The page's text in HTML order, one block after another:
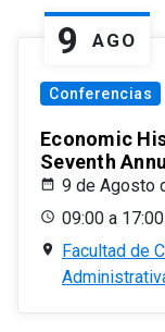
9 AGO
Conferencias
Economic
Seventh
9 de Agosto
09:00 a 17:00
Facultad de